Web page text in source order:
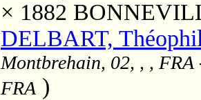
× 1882
DELBART,
Montbrehain, 02, , , FRA
FRA )